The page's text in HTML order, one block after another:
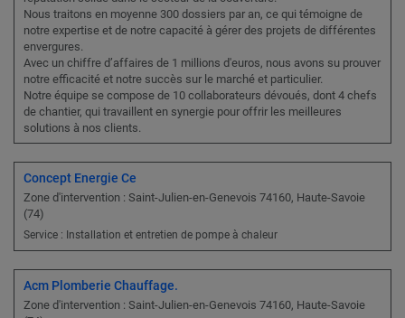
Nous traitons en moyenne 300 dossiers par an, ce qui témoigne de
notre expertise et de notre capacité à gérer des projets de différentes
envergures.
Avec un chiffre d’affaires de 1 millions d'euros, nous avons su prouver
notre efficacité et notre succès sur le marché et particulier.
Notre équipe se compose de 10 collaborateurs dévoués, dont 4 chefs
de chantier, qui travaillent en synergie pour offrir les meilleures
solutions à nos clients.
Concept Energie Ce
Zone d'intervention : Saint-Julien-en-Genevois 74160, Haute-Savoie
(74)
Service : Installation et entretien de pompe à chaleur
Acm Plomberie Chauffage.
Zone d'intervention : Saint-Julien-en-Genevois 74160, Haute-Savoie